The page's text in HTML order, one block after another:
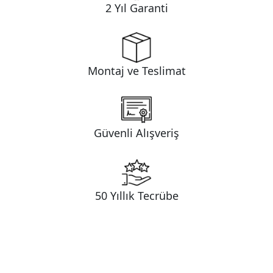
2 Yıl Garanti
Montaj ve Teslimat
Güvenli Alışveriş
50 Yıllık Tecrübe